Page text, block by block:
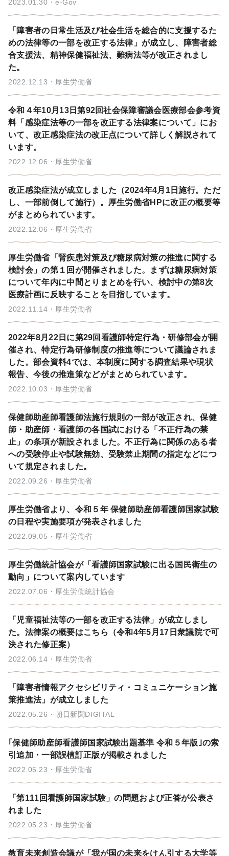
2023.01.30 e-Gov
「障害者の日常生活及び社会生活を総合的に支援するた
めの法律等の一部を改正する法律」が成立し、障害者総
合支援法、精神保健福祉法、難病法等が改正されまし
た。
2022.12.13 厚生労働省
令和４年10月13日第92回社会保障審議会医療部会参考資
料「感染症法等の一部を改正する法律案について」にお
いて、改正感染症法の改正点について詳しく解説されて
います。
2022.12.06 厚生労働省
改正感染症法が成立しました（2024年4月1日施行。ただ
し、一部前倒して施行）。厚生労働省HPに改正の概要等
がまとめられています。
2022.12.06 厚生労働省
厚生労働省「腎疾患対策及び糖尿病対策の推進に関する
検討会」の第１回が開催されました。まずは糖尿病対策
について年内に中間とりまとめを行い、検討中の第8次
医療計画に反映することを目指しています。
2022.11.14 厚生労働省
2022年8月22日に第29回看護師特定行為・研修部会が開
催され、特定行為研修制度の推進等について議論されま
した。部会資料4では、本制度に関する調査結果や現状
報告、今後の推進策などがまとめられています。
2022.10.03 厚生労働省
保健師助産師看護師法施行規則の一部が改正され、保健
師・助産師・看護師の各国試における「不正行為の禁
止」の条項が新設されました。不正行為に関係のある者
への受験停止や試験無効、受験禁止期間の指定などにつ
いて規定されました。
2022.09.26 厚生労働省
厚生労働省より、令和５年 保健師助産師看護師国家試験
の日程や実施要項が発表されました
2022.09.05 厚生労働省
厚生労働統計協会が「看護師国家試験に出る国民衛生の
動向」について案内しています
2022.07.06 厚生労働統計協会
「児童福祉法等の一部を改正する法律」が成立しまし
た。法律案の概要はこちら（令和4年5月17日衆議院で可
決された修正案）
2022.06.14 厚生労働省
「障害者情報アクセシビリティ・コミュニケーション施
策推進法」が成立しました
2022.05.26 朝日新聞DIGITAL
｢保健師助産師看護師国家試験出題基準 令和５年版｣の索
引追加・一部誤植訂正版が掲載されました
2022.05.23 厚生労働省
「第111回看護師国家試験」の問題および正答が公表さ
れました
2022.05.23 厚生労働省
教育未来創造会議が「我が国の未来をけん引する大学等